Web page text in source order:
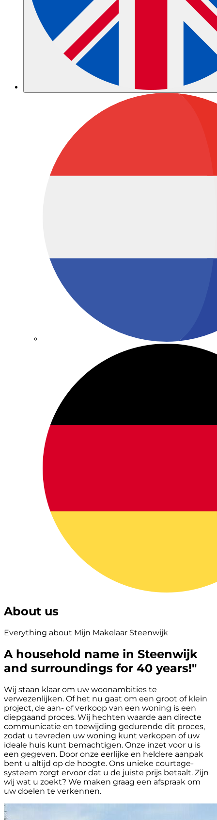
About us
Everything about Mijn Makelaar Steenwijk
A household name in Steenwijk
and surroundings for 40 years!"
Wij staan klaar om uw woonambities te
verwezenlijken. Of het nu gaat om een groot of klein
project, de aan- of verkoop van een woning is een
diepgaand proces. Wij hechten waarde aan directe
communicatie en toewijding gedurende dit proces,
zodat u tevreden uw woning kunt verkopen of uw
ideale huis kunt bemachtigen. Onze inzet voor u is
een gegeven. Door onze eerlijke en heldere aanpak
bent u altijd op de hoogte. Ons unieke courtage-
systeem zorgt ervoor dat u de juiste prijs betaalt. Zijn
wij wat u zoekt? We maken graag een afspraak om
uw doelen te verkennen.